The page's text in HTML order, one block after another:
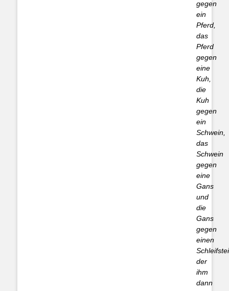
gegen
ein
Pferd,
das
Pferd
gegen
eine
Kuh,
die
Kuh
gegen
ein
Schwein,
das
Schwein
gegen
eine
Gans
und
die
Gans
gegen
einen
der
ihm
dann